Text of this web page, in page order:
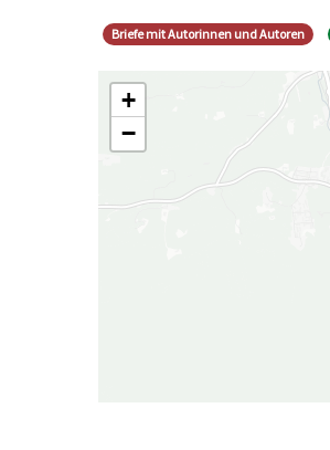
Briefe mit Autorinnen und Autoren
+
−